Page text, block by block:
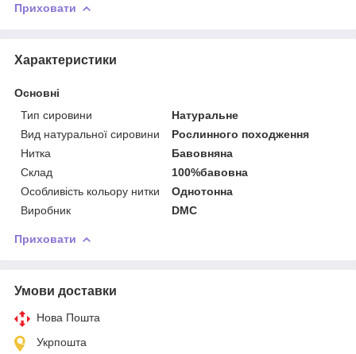
Приховати
Характеристики
Основні
Тип сировини
Натуральне
Вид натуральної сировини
Рослинного походження
Нитка
Бавовняна
Склад
100%бавовна
Особливість кольору нитки
Однотонна
Виробник
DMC
Приховати
Умови доставки
Нова Пошта
Укрпошта